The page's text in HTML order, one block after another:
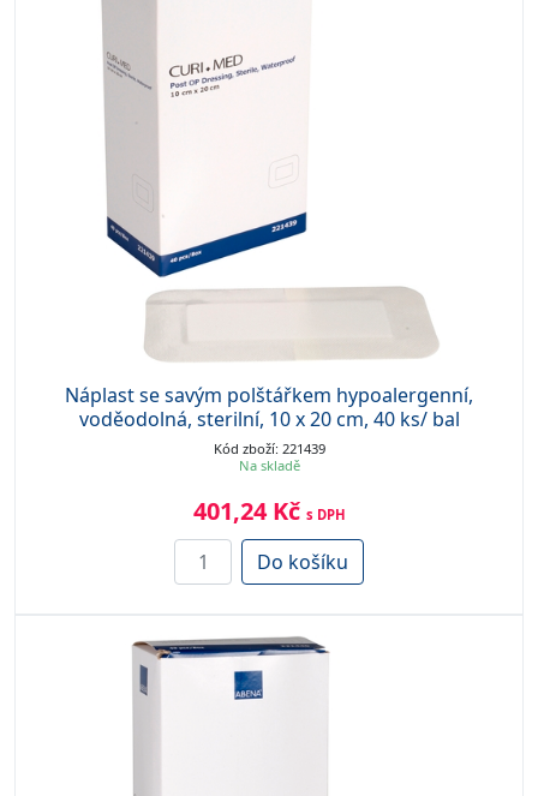
Náplast se savým polštářkem hypoalergenní,
voděodolná, sterilní, 10 x 20 cm, 40 ks/ bal
Kód zboží: 221439
Na skladě
401,24 Kč s DPH
Do košíku